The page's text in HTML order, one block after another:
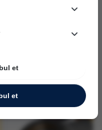
et
et